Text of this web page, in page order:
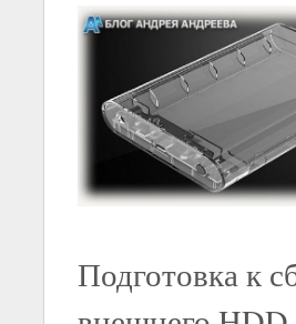
Подготовка к